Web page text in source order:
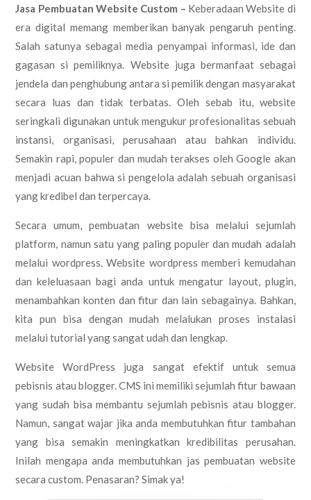
Jasa Pembuatan Website Custom – Keberadaan Website di
era digital memang memberikan banyak pengaruh penting.
Salah satunya sebagai media penyampai informasi, ide dan
gagasan si pemiliknya. Website juga bermanfaat sebagai
jendela dan penghubung antara si pemilik dengan masyarakat
secara luas dan tidak terbatas. Oleh sebab itu, website
seringkali digunakan untuk mengukur profesionalitas sebuah
instansi, organisasi, perusahaan atau bahkan individu.
Semakin rapi, populer dan mudah terakses oleh Google akan
menjadi acuan bahwa si pengelola adalah sebuah organisasi
yang kredibel dan terpercaya.
Secara umum, pembuatan website bisa melalui sejumlah
platform, namun satu yang paling populer dan mudah adalah
melalui wordpress. Website wordpress memberi kemudahan
dan keleluasaan bagi anda untuk mengatur layout, plugin,
menambahkan konten dan fitur dan lain sebagainya. Bahkan,
kita pun bisa dengan mudah melalukan proses instalasi
melalui tutorial yang sangat udah dan lengkap.
Website WordPress juga sangat efektif untuk semua
pebisnis atau blogger. CMS ini memiliki sejumlah fitur bawaan
yang sudah bisa membantu sejumlah pebisnis atau blogger.
Namun, sangat wajar jika anda membutuhkan fitur tambahan
yang bisa semakin meningkatkan kredibilitas perusahan.
Inilah mengapa anda membutuhkan jas pembuatan website
secara custom. Penasaran? Simak ya!